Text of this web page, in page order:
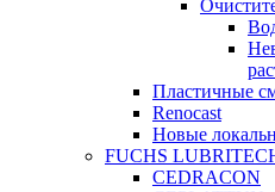
Пластичные
Renocast
Новые
FUCHS
CEDRACON